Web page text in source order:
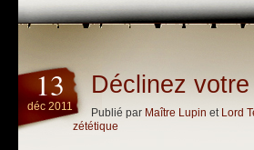
13
déc 2011
Déclinez
Publié par Maître Lupin et Lord
zététique